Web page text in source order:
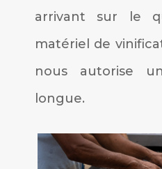
arrivant sur le
matériel de
nous autorise
longue.